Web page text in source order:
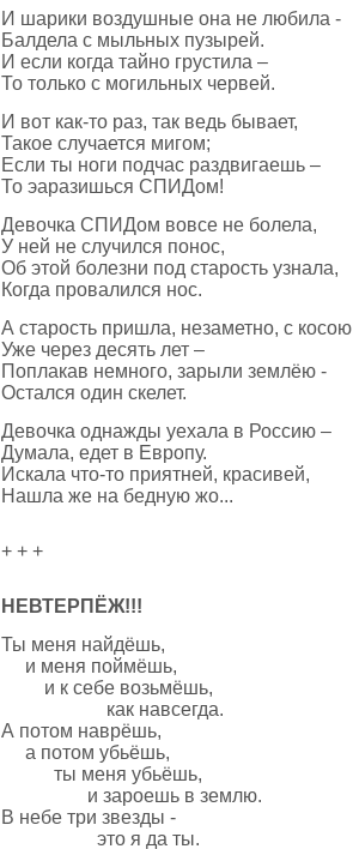
И шарики воздушные она не любила -
Балдела с мыльных пузырей.
И если когда тайно грустила –
То только с могильных червей.
И вот как-то раз, так ведь бывает,
Такое случается мигом;
Если ты ноги подчас раздвигаешь –
То эаразишься СПИДом!
Девочка СПИДом вовсе не болела,
У ней не случился понос,
Об этой болезни под старость узнала,
Когда провалился нос.
А старость пришла, незаметно, с
Уже через десять лет –
Поплакав немного, зарыли землёю -
Остался один скелет.
Девочка однажды уехала в Россию –
Думала, едет в Европу.
Искала что-то приятней, красивей,
Нашла же на бедную жо...
+ + +
НЕВТЕРПЁЖ!!!
Ты меня найдёшь,
и меня поймёшь,
и к себе возьмёшь,
как навсегда.
А потом наврёшь,
а потом убьёшь,
ты меня убьёшь,
и зароешь в землю.
В небе три звезды -
это я да ты.